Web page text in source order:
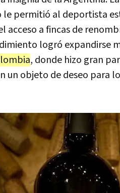
le permitió al deportista
acceso a fincas de
logró expandirse
, donde hizo gran
un objeto de deseo para